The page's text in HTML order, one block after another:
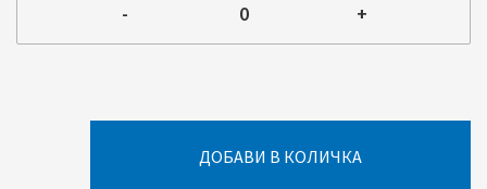
- +
ДОБАВИ В КОЛИЧКА